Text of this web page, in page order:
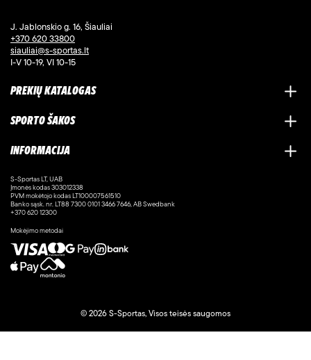
J. Jablonskio g. 16, Šiauliai
+370 620 33800
siauliai@s-sportas.lt
I-V 10-19, VI 10-15
PREKIŲ KATALOGAS
SPORTO ŠAKOS
INFORMACIJA
S-Sportas LT, UAB
Įmonės kodas 303012338
PVM mokėtojo kodas LT100007561510
Banko sąsk. nr. LT88 7300 0101 3466 7646, AB Swedbank
+370 620 12300
Mokėjimo metodai
© 2026 S-Sportas, Visos teisės saugomos